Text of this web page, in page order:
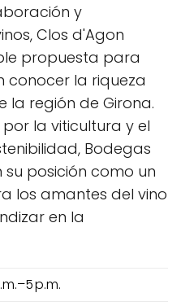
y
Clos d'Agon
propuesta para
conocer la riqueza
la región de Girona.
la viticultura y el
Bodegas
posición como un
los amantes del vino
en la
p.m.